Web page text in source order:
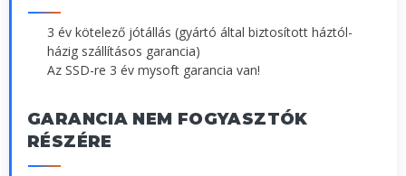
3 év kötelező jótállás (gyártó által biztosított háztól-
házig szállításos garancia)
Az SSD-re 3 év mysoft garancia van!
GARANCIA NEM FOGYASZTÓK
RÉSZÉRE